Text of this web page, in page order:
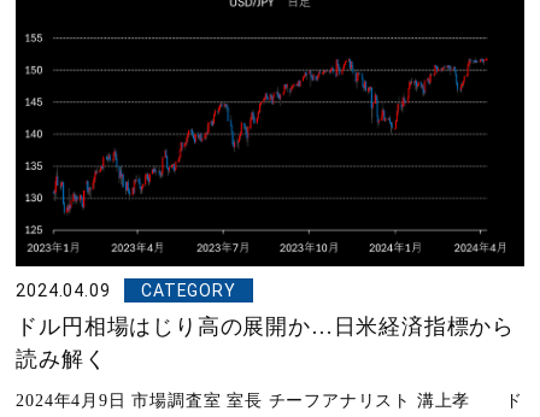
2024.04.09 CATEGORY
ドル円相場はじり高の展開か…日米経済指標から
読み解く
2024年4月9日 市場調査室 室長 チーフアナリスト 溝上孝 ド